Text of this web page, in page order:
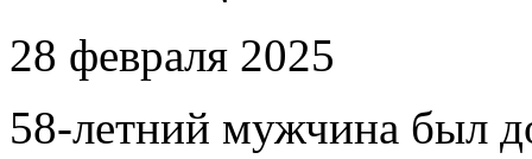
28 февраля 2025
58-летний мужчина был